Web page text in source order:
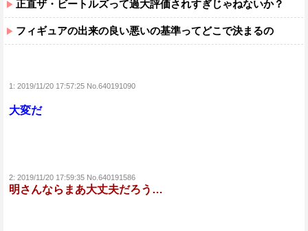
正直ザ・ビートルズって過大評価されすぎじゃねないか？
フィギュアの出来の良い悪いの基準ってどこで決まるの
1: 2019/11/20 17:57:25 No.640191090
大変だ
2: 2019/11/20 17:59:35 No.640191586
明さんならまあ大丈夫だろう…